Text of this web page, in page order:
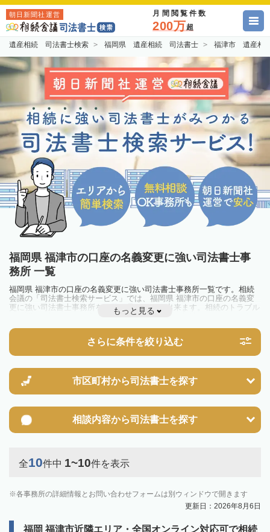
朝日新聞社運営 月間閲覧件数
200万超
遺産相続 司法書士検索 福岡県 遺産相続 司法書士 福津市 遺産相
福岡県 福津市の口座の名義変更に強い司法書士事
務所 一覧
福岡県 福津市の口座の名義変更に強い司法書士事務所一覧です。相続
会議の「司法書士検索サービス」では、福岡県 福津市の口座の名義変
更に強い司法書士事務所を一覧で見ることが出来ます。相続のトラブル
やお悩みを抱えている方は一度近隣の司法書士に相談してみましょう。
もっと見る
さらに条件を絞り込む
市区町村から司法書士を探す
相談内容から司法書士を探す
全10件中 1~10件を表示
各事務所の詳細情報とお問い合わせフォームは別ウィンドウで開きます
更新日：2026年8月6日
福岡 福津市近隣エリア・全国オンライン対応可で相続